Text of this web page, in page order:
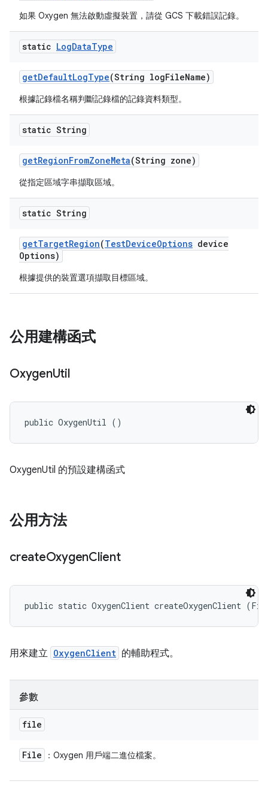
如果 Oxygen 無法啟動虛擬裝置，請從 GCS 下載錯誤記錄。
static LogDataType
getDefaultLogType(String logFileName)
根據記錄檔名稱判斷記錄檔的記錄資料類型。
static String
getRegionFromZoneMeta(String zone)
從指定區域字串擷取區域。
static String
getTargetRegion(TestDeviceOptions device
Options)
根據提供的裝置選項擷取目標區域。
公用建構函式
OxygenUtil
public OxygenUtil ()
OxygenUtil 的預設建構函式
公用方法
createOxygenClient
public static OxygenClient createOxygenClient
用來建立 OxygenClient 的輔助程式。
參數
file
File ：Oxygen 用戶端二進位檔案。